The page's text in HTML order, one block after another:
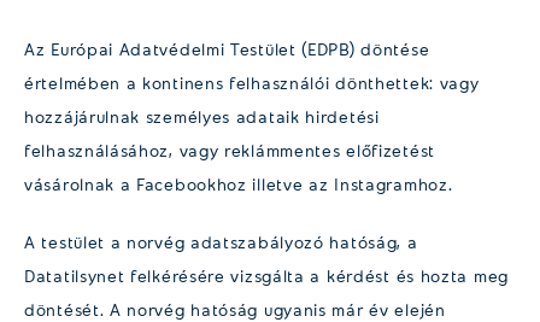
Az Európai Adatvédelmi Testület (EDPB) döntése
értelmében a kontinens felhasználói dönthettek: vagy
hozzájárulnak személyes adataik hirdetési
felhasználásához, vagy reklámmentes előfizetést
vásárolnak a Facebookhoz illetve az Instagramhoz.
A testület a norvég adatszabályozó hatóság, a
Datatilsynet felkérésére vizsgálta a kérdést és hozta meg
döntését. A norvég hatóság ugyanis már év elején